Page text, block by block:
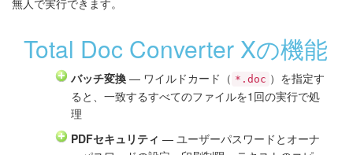
Total Doc Converter Xの機能
バッチ変換 — ワイルドカード（ *.doc ）を指定す
ると、一致するすべてのファイルを1回の実行で処
理
PDFセキュリティ — ユーザーパスワードとオーナ